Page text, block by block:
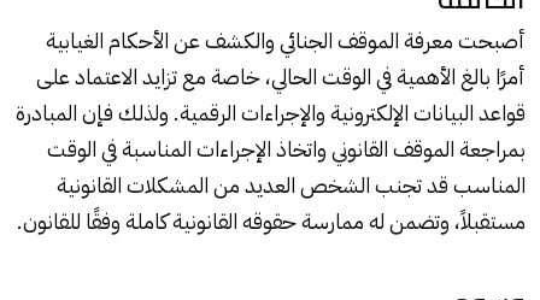
أصبحت معرفة الموقف الجنائي والكشف عن الأحكام الغيابية
أمرًا بالغ الأهمية في الوقت الحالي، خاصة مع تزايد الاعتماد على
قواعد البيانات الإلكترونية والإجراءات الرقمية. ولذلك فإن المبادرة
بمراجعة الموقف القانوني واتخاذ الإجراءات المناسبة في الوقت
المناسب قد تجنب الشخص العديد من المشكلات القانونية
مستقبلاً، وتضمن له ممارسة حقوقه القانونية كاملة وفقًا للقانون.